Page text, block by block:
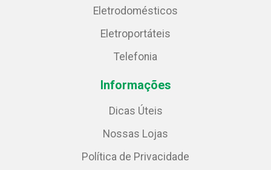
Eletrodomésticos
Eletroportáteis
Telefonia
Informações
Dicas Úteis
Nossas Lojas
Política de Privacidade